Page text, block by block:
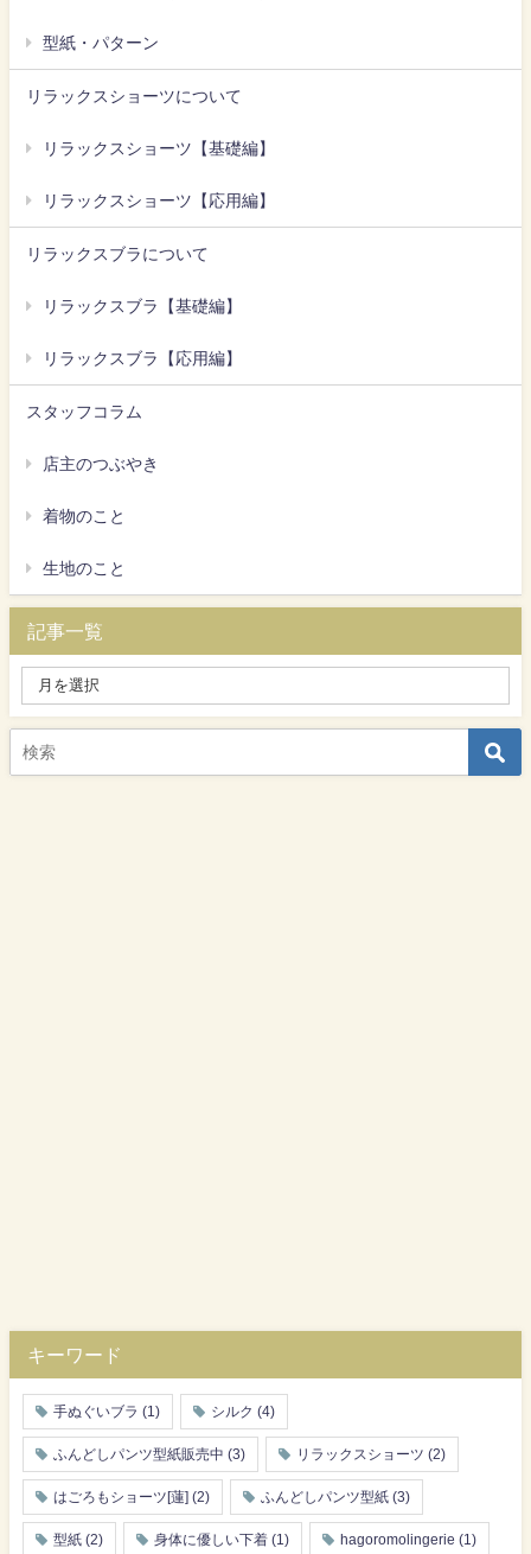
型紙・パターン
リラックスショーツについて
リラックスショーツ【基礎編】
リラックスショーツ【応用編】
リラックスブラについて
リラックスブラ【基礎編】
リラックスブラ【応用編】
スタッフコラム
店主のつぶやき
着物のこと
生地のこと
記事一覧
キーワード
手ぬぐいブラ (1) シルク (4)
ふんどしパンツ型紙販売中 (3) リラックスショーツ (2)
はごろもショーツ[蓮] (2) ふんどしパンツ型紙 (3)
型紙 (2) 身体に優しい下着 (1) hagoromolingerie (1)